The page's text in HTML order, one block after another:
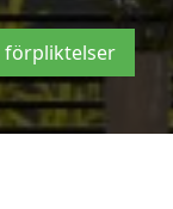
förpliktelser